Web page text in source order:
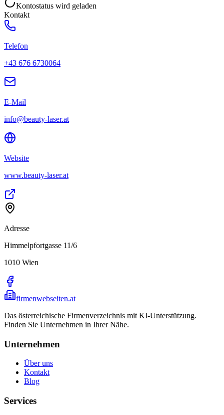
Kontostatus wird geladen
Kontakt
Telefon
+43 676 6730064
E-Mail
info@beauty-laser.at
Website
www.beauty-laser.at
Adresse
Himmelpfortgasse 11/6
1010 Wien
firmenwebseiten.at
Das österreichische Firmenverzeichnis mit KI-Unterstützung.
Finden Sie Unternehmen in Ihrer Nähe.
Unternehmen
Über uns
Kontakt
Blog
Services